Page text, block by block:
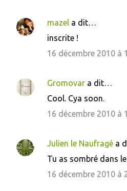
mazel a dit…
inscrite !
16 décembre 2010 à
Gromovar a dit…
Cool. Cya soon.
16 décembre 2010 à
Julien le Naufragé a
Tu as sombré dans
16 décembre 2010 à